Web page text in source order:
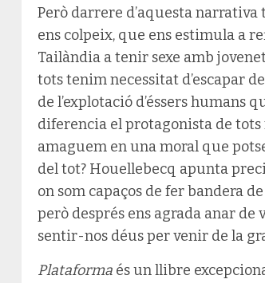
Però darrere d’aquesta
ens colpeix, que ens estimula a
Tailàndia a tenir sexe amb
tots tenim necessitat d’escapar
de l’explotació d’éssers humans
diferencia el protagonista de tots
amaguem en una moral que
del tot? Houellebecq apunta
on som capaços de fer bandera
però després ens agrada anar de
sentir-nos déus per venir de la
Plataforma és un llibre